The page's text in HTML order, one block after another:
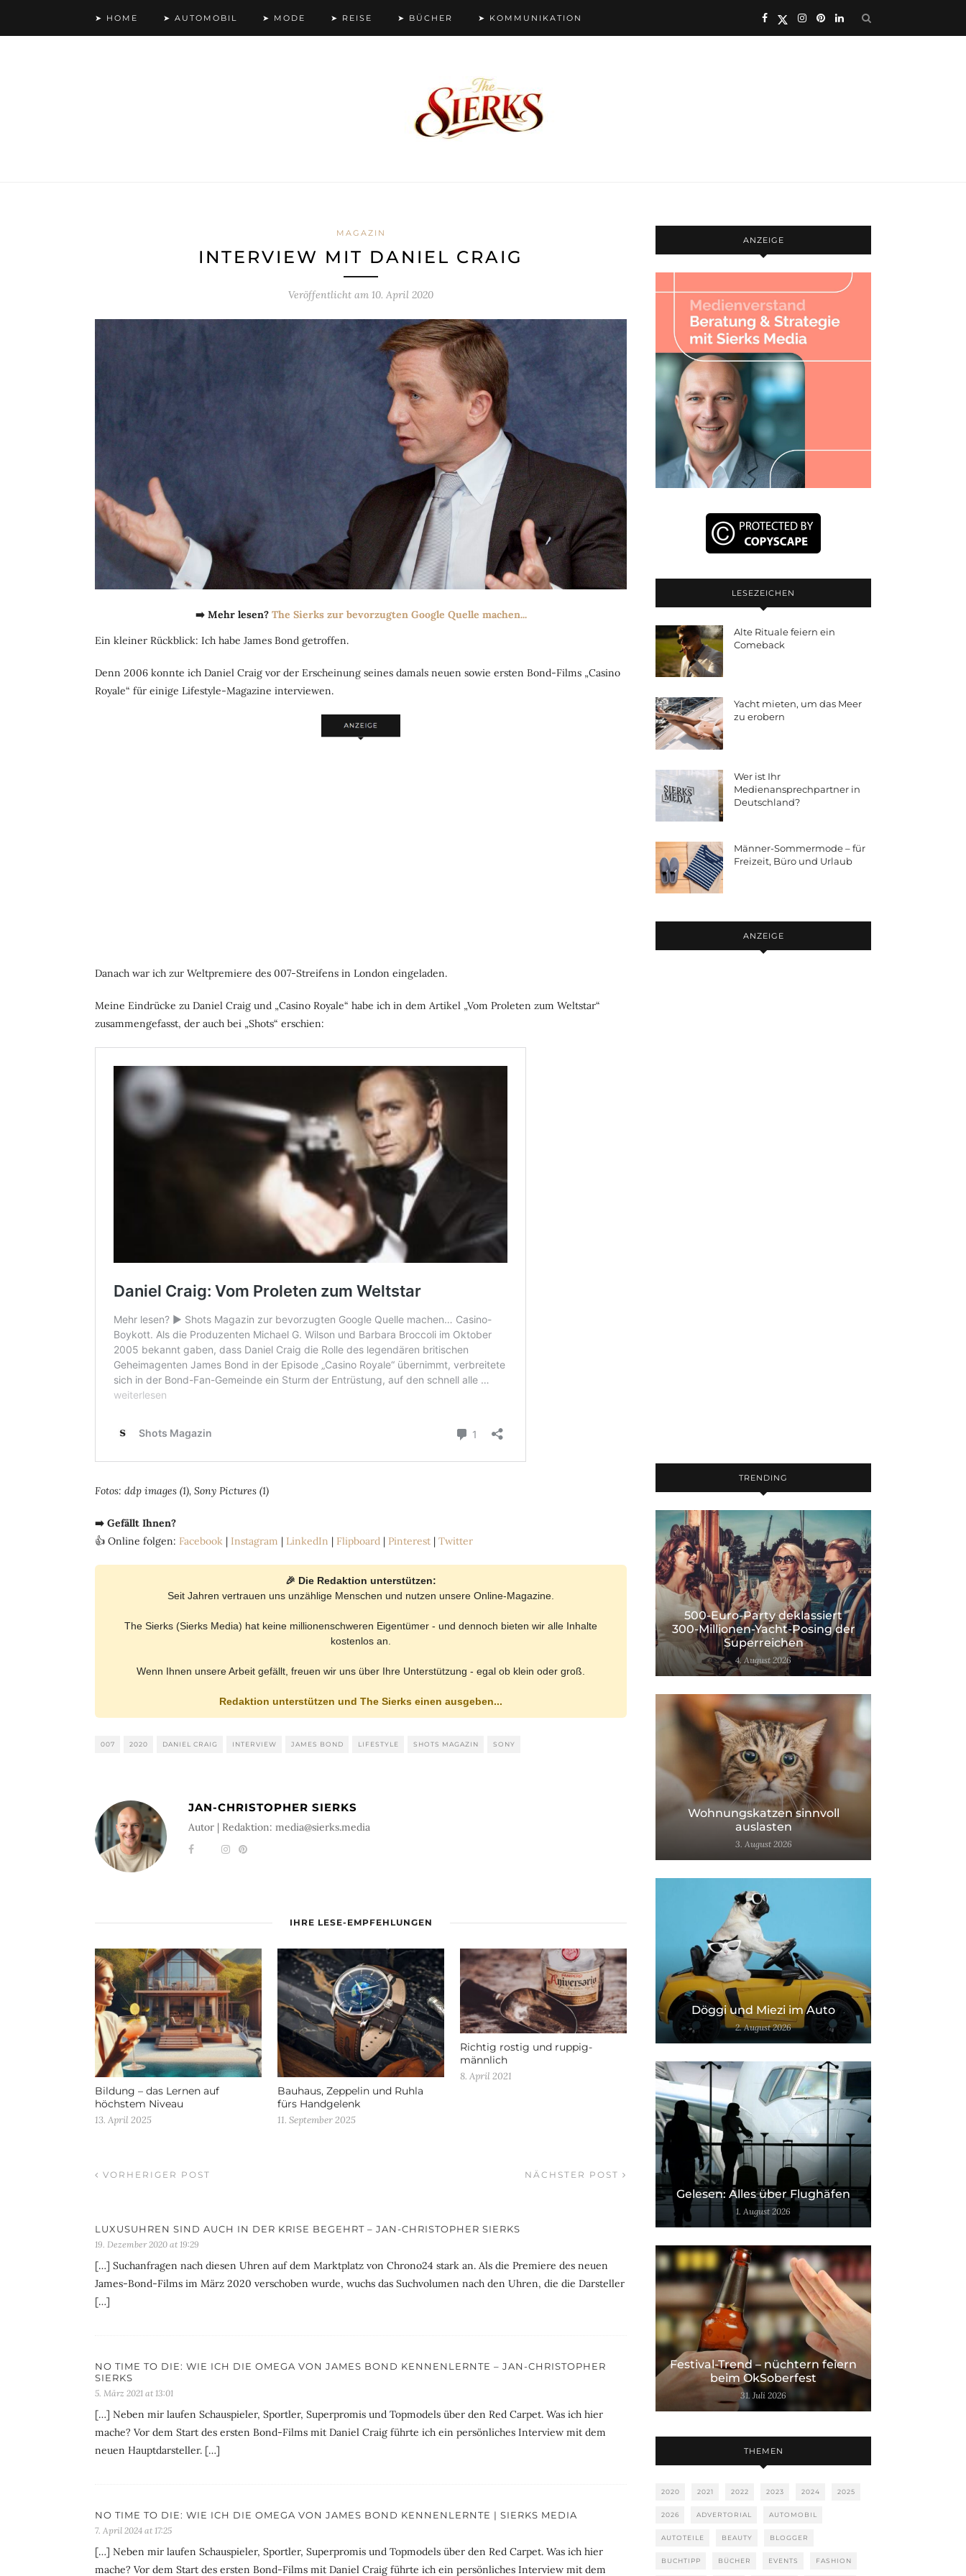
➤ HOME ➤ AUTOMOBIL ➤ MODE ➤ REISE ➤ BÜCHER ➤ KOMMUNIKATION
MAGAZIN
INTERVIEW MIT DANIEL CRAIG
Veröffentlicht am 10. April 2020
➡️ Mehr lesen? The Sierks zur bevorzugten Google Quelle machen...
Ein kleiner Rückblick: Ich habe James Bond getroffen.
Denn 2006 konnte ich Daniel Craig vor der Erscheinung seines damals neuen sowie ersten Bond-Films „Casino
Royale“ für einige Lifestyle-Magazine interviewen.
Danach war ich zur Weltpremiere des 007-Streifens in London eingeladen.
Meine Eindrücke zu Daniel Craig und „Casino Royale“ habe ich in dem Artikel „Vom Proleten zum Weltstar“
zusammengefasst, der auch bei „Shots“ erschien:
Fotos: ddp images (1), Sony Pictures (1)
➡️ Gefällt Ihnen?
👍 Online folgen: Facebook | Instagram | LinkedIn | Flipboard | Pinterest | Twitter
🎉 Die Redaktion unterstützen:
Seit Jahren vertrauen uns unzählige Menschen und nutzen unsere Online-Magazine.
The Sierks (Sierks Media) hat keine millionenschweren Eigentümer - und dennoch bieten wir alle Inhalte
kostenlos an.
Wenn Ihnen unsere Arbeit gefällt, freuen wir uns über Ihre Unterstützung - egal ob klein oder groß.
Redaktion unterstützen und The Sierks einen ausgeben...
007 2020 DANIEL CRAIG INTERVIEW JAMES BOND LIFESTYLE SHOTS MAGAZIN SONY
JAN-CHRISTOPHER SIERKS
Autor | Redaktion: media@sierks.media
IHRE LESE-EMPFEHLUNGEN
Bildung – das Lernen auf
höchstem Niveau
13. April 2025
Bauhaus, Zeppelin und Ruhla
fürs Handgelenk
11. September 2025
Richtig rostig und ruppig-
männlich
8. April 2021
VORHERIGER POST NÄCHSTER POST
LUXUSUHREN SIND AUCH IN DER KRISE BEGEHRT – JAN-CHRISTOPHER SIERKS
19. Dezember 2020 at 19:29
[…] Suchanfragen nach diesen Uhren auf dem Marktplatz von Chrono24 stark an. Als die Premiere des neuen
James-Bond-Films im März 2020 verschoben wurde, wuchs das Suchvolumen nach den Uhren, die die Darsteller
[…]
NO TIME TO DIE: WIE ICH DIE OMEGA VON JAMES BOND KENNENLERNTE – JAN-CHRISTOPHER
SIERKS
5. März 2021 at 13:01
[…] Neben mir laufen Schauspieler, Sportler, Superpromis und Topmodels über den Red Carpet. Was ich hier
mache? Vor dem Start des ersten Bond-Films mit Daniel Craig führte ich ein persönliches Interview mit dem
neuen Hauptdarsteller. […]
NO TIME TO DIE: WIE ICH DIE OMEGA VON JAMES BOND KENNENLERNTE | SIERKS MEDIA
7. April 2024 at 17:25
[…] Neben mir laufen Schauspieler, Sportler, Superpromis und Topmodels über den Red Carpet. Was ich hier
mache? Vor dem Start des ersten Bond-Films mit Daniel Craig führte ich ein persönliches Interview mit dem
ANZEIGE
LESEZEICHEN
Alte Rituale feiern ein
Comeback
Yacht mieten, um das Meer
zu erobern
Wer ist Ihr
Medienansprechpartner in
Deutschland?
Männer-Sommermode – für
Freizeit, Büro und Urlaub
ANZEIGE
TRENDING
500-Euro-Party deklassiert
300-Millionen-Yacht-Posing der
Superreichen
4. August 2026
Wohnungskatzen sinnvoll
auslasten
3. August 2026
Döggi und Miezi im Auto
2. August 2026
Gelesen: Alles über Flughäfen
1. August 2026
Festival-Trend – nüchtern feiern
beim OkSoberfest
31. Juli 2026
THEMEN
2020 2021 2022 2023 2024 2025
2026 ADVERTORIAL AUTOMOBIL
AUTOTEILE BEAUTY BLOGGER
BUCHTIPP BÜCHER EVENTS FASHION